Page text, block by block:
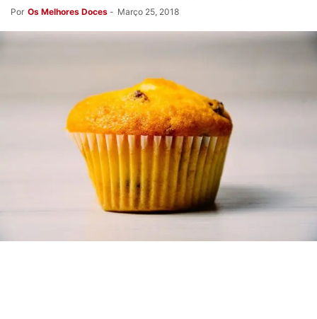
Por Os Melhores Doces - Março 25, 2018